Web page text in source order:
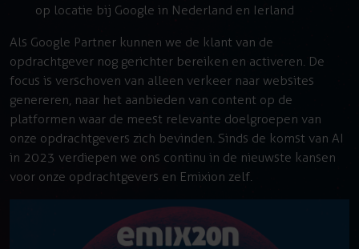
op locatie bij Google in Nederland en Ierland
Als Google Partner kunnen we de klant van de
opdrachtgever nog gerichter bereiken en activeren. De
focus is verschoven van alleen verkeer naar websites
genereren, naar het aanbieden van content op de
platformen waar de meest relevante doelgroepen van
onze opdrachtgevers zich bevinden. Sinds de komst van AI
in 2023 verdiepen we ons continu in de nieuwste kansen
voor onze opdrachtgevers en Emixion zelf.